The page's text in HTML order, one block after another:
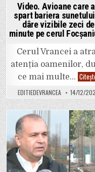
Video. Avioane care
spart bariera
dâre vizibile zeci de
minute pe cerul
Cerul Vrancei a
atenția oamenilor,
ce mai multe…
EDITIEDEVRANCEA 14/12/
Posted
in